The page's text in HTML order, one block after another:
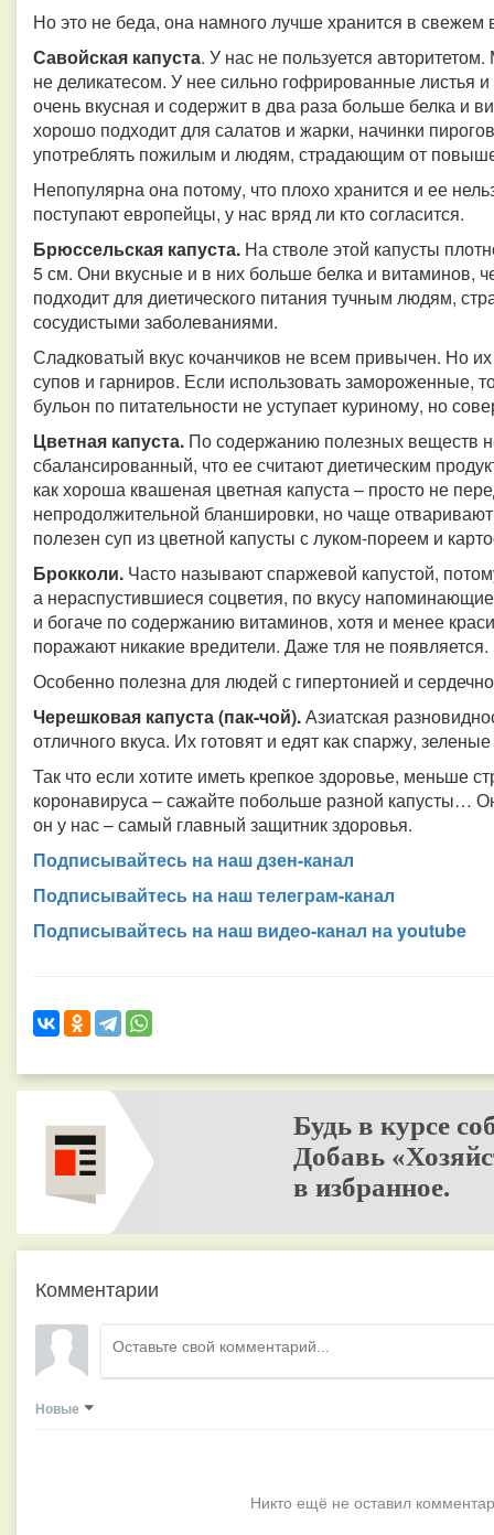
Но это не беда, она намного лучше хранится в свежем
Савойская капуста. У нас не пользуется
не деликатесом. У нее сильно гофрированные
очень вкусная и содержит в два раза больше белка и
хорошо подходит для салатов и жарки, начинки
употреблять пожилым и людям, страдающим от
Непопулярна она потому, что плохо хранится и ее
поступают европейцы, у нас вряд ли кто согласится.
Брюссельская капуста. На стволе этой капусты
5 см. Они вкусные и в них больше белка и витаминов,
подходит для диетического питания тучным людям,
сосудистыми заболеваниями.
Сладковатый вкус кочанчиков не всем привычен. Но
супов и гарниров. Если использовать замороженные,
бульон по питательности не уступает куриному, но
Цветная капуста. По содержанию полезных веществ
сбалансированный, что ее считают диетическим
как хороша квашеная цветная капуста – просто не
непродолжительной бланшировки, но чаще
полезен суп из цветной капусты с луком-пореем и
Брокколи. Часто называют спаржевой капустой,
а нераспустившиеся соцветия, по вкусу
и богаче по содержанию витаминов, хотя и менее
поражают никакие вредители. Даже тля не появляется.
Особенно полезна для людей с гипертонией и
Черешковая капуста (пак-чой).Азиатская
отличного вкуса. Их готовят и едят как спаржу,
Так что если хотите иметь крепкое здоровье, меньше
коронавируса – сажайте побольше разной капусты…
он у нас – самый главный защитник здоровья.
Подписывайтесь на наш дзен-канал
Подписывайтесь на наш телеграм-канал
Подписывайтесь на наш видео-канал на youtube
Будь в курсе
Добавь
в избранное.
Комментарии
Новые
Никто ещё не оставил